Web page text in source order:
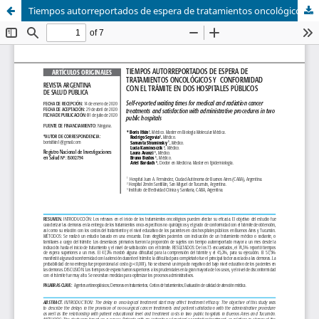
Tiempos autorreportados de espera de tratamientos oncológicos y conformidad con el trámite en dos hospitales públicos